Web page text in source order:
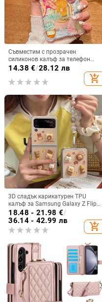
Съвместим с прозрачен
силиконов калъф за телефон
Samsung S25 Ultra,
персонализиран рисуван дизайн
за S24 FE и защитен калъф A55
14.38 €/28.12 лв
add_shopping_cart
3D сладък карикатурен TPU
калъф за Samsung Galaxy Z Flip
6/3/4, защита срещу изпускане,
корейски стил
18.48 - 21.98 €/
36.14 - 42.99 лв
add_shopping_cart